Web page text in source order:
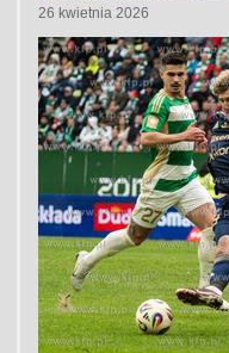
26 kwietnia 2026